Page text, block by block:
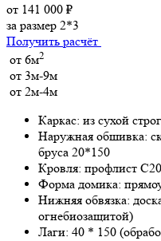
от 141 000 ₽
за размер 2*3
Получить расчёт
от 6м2
от 3м-9м
от 2м-4м
Каркас: из сухой
Наружная обшивка:
бруса 20*150
Кровля: профлист С20
Форма домика:
Нижняя обвязка:
огнебиозащитой)
Лаги: 40 * 150